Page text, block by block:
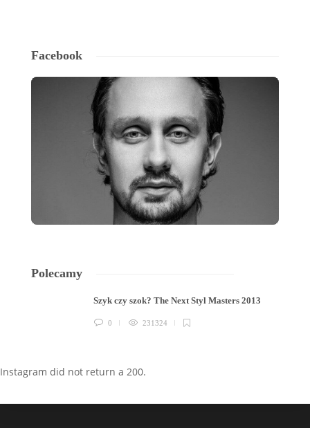
Facebook
Polecamy
Szyk czy szok? The Next Styl Masters 2013
0 231324
Instagram did not return a 200.